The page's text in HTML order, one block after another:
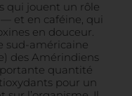
qui jouent un rôle
et en caféine, qui
en douceur.
sud-américaine
des Amérindiens
quantité
pour un